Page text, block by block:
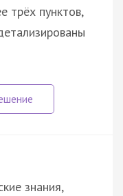
трёх пунктов,
знания,